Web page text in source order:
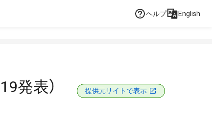
ヘルプ English
発表） 提供元サイトで表示